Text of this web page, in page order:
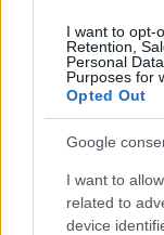
I want to opt-
Retention,
Personal
Purposes for
Opted Out
Google
I want to
related to
device
CHI
SIAMO